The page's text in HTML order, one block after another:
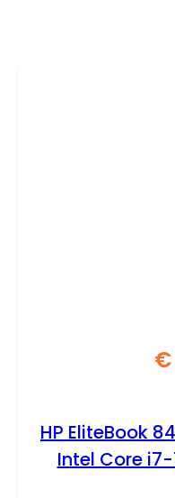
€
HP EliteBook
Intel Core i7-